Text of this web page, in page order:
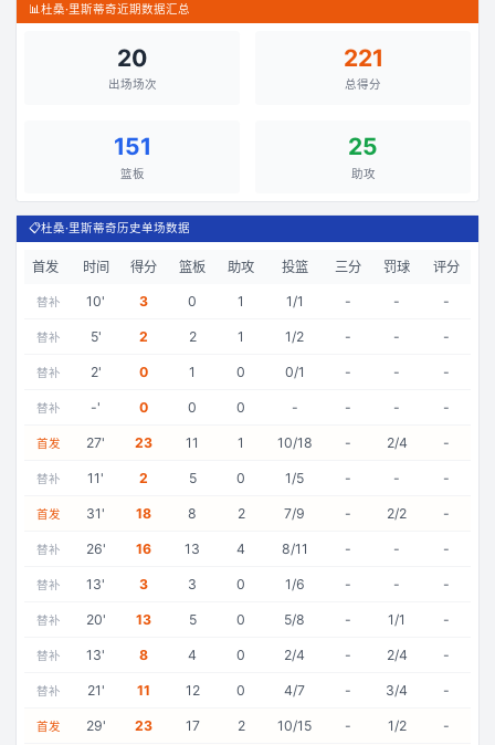
📊杜桑·里斯蒂奇近期数据汇总
20
出场场次
221
总得分
151
篮板
25
助攻
📋杜桑·里斯蒂奇历史单场数据
首发 时间 得分 篮板 助攻 投篮 三分 罚球 评分
替补 10' 3 0 1 1/1 - - -
替补 5' 2 2 1 1/2 - - -
替补 2' 0 1 0 0/1 - - -
替补 -' 0 0 0 - - - -
首发 27' 23 11 1 10/18 - 2/4 -
替补 11' 2 5 0 1/5 - - -
首发 31' 18 8 2 7/9 - 2/2 -
替补 26' 16 13 4 8/11 - - -
替补 13' 3 3 0 1/6 - - -
替补 20' 13 5 0 5/8 - 1/1 -
替补 13' 8 4 0 2/4 - 2/4 -
替补 21' 11 12 0 4/7 - 3/4 -
首发 29' 23 17 2 10/15 - 1/2 -